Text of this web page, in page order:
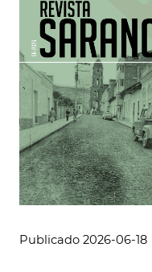
Publicado 2026-06-18